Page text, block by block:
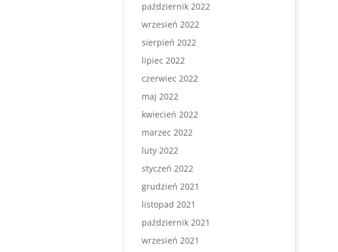
październik 2022
wrzesień 2022
sierpień 2022
lipiec 2022
czerwiec 2022
maj 2022
kwiecień 2022
marzec 2022
luty 2022
styczeń 2022
grudzień 2021
listopad 2021
październik 2021
wrzesień 2021